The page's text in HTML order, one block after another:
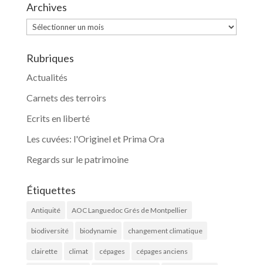
Archives
Archives
Rubriques
Actualités
Carnets des terroirs
Ecrits en liberté
Les cuvées: l'Originel et Prima Ora
Regards sur le patrimoine
Étiquettes
Antiquité AOC Languedoc Grés de Montpellier
biodiversité biodynamie changement climatique
clairette climat cépages cépages anciens